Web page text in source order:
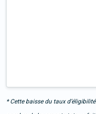
* Cette baisse du taux